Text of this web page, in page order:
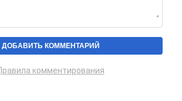
комментирования